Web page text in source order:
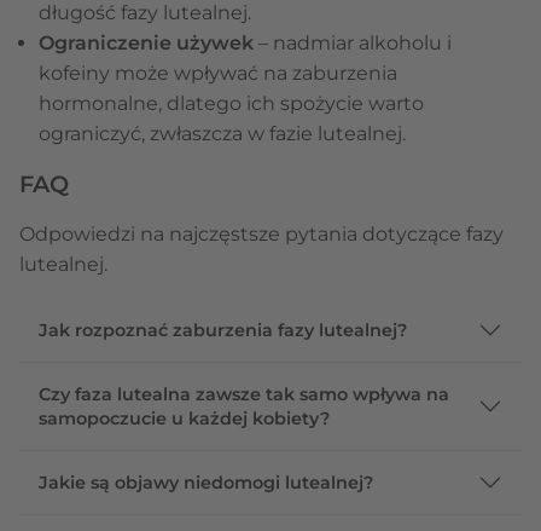
długość fazy lutealnej.
Ograniczenie używek – nadmiar alkoholu i
kofeiny może wpływać na zaburzenia
hormonalne, dlatego ich spożycie warto
ograniczyć, zwłaszcza w fazie lutealnej.
FAQ
Odpowiedzi na najczęstsze pytania dotyczące fazy
lutealnej.
Jak rozpoznać zaburzenia fazy lutealnej?
Czy faza lutealna zawsze tak samo wpływa na
samopoczucie u każdej kobiety?
Jakie są objawy niedomogi lutealnej?